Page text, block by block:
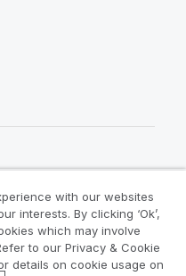
with our websites
interests. By clicking ‘Ok’,
which may involve
to our Privacy & Cookie
details on cookie usage on